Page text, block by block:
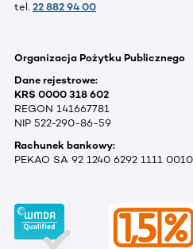
tel. 22 882 94 00
Organizacja Pożytku Publicznego
Dane rejestrowe:
KRS 0000 318 602
REGON 141667781
NIP 522-290-86-59
Rachunek bankowy:
PEKAO SA 92 1240 6292 1111